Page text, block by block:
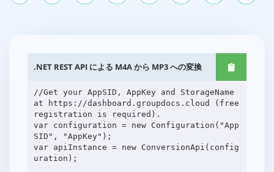
.NET REST API による M4A から MP3 への変換
//Get your AppSID, AppKey and StorageName
at https://dashboard.groupdocs.cloud (free
registration is required).
var configuration = new Configuration("App
SID", "AppKey");
var apiInstance = new ConversionApi(config
uration);